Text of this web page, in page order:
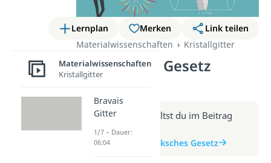
Lernplan Merken
Link teilen
Materialwissenschaften
Kristallgitter
2. Ficksches Gesetz
(Video)
Weitere Infos erhältst du im Beitrag
zum Video
zum Beitrag: 2. Ficksches Gesetz
Materialwissenschaften
Kristallgitter
Bravais
Gitter
1/7 – Dauer:
06:04